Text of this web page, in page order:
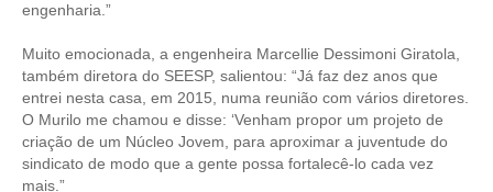
engenharia.”
Muito emocionada, a engenheira Marcellie Dessimoni Giratola,
também diretora do SEESP, salientou: “Já faz dez anos que
entrei nesta casa, em 2015, numa reunião com vários diretores.
O Murilo me chamou e disse: ‘Venham propor um projeto de
criação de um Núcleo Jovem, para aproximar a juventude do
sindicato de modo que a gente possa fortalecê-lo cada vez
mais.”